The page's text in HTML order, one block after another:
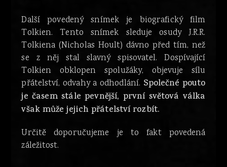
Další povedený snímek je biografický film
Tolkien. Tento snímek sleduje osudy J.R.R.
Tolkiena (Nicholas Hoult) dávno před tím, než
se z něj stal slavný spisovatel. Dospívající
Tolkien obklopen spolužáky, objevuje sílu
přátelství, odvahy a odhodlání. Společné pouto
je časem stále pevnější, první světová válka
však může jejich přátelství rozbít.
Určitě doporučujeme je to fakt povedená
záležitost.